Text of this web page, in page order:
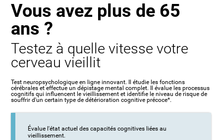
Vous avez plus de 65
ans ?
Testez à quelle vitesse votre
cerveau vieillit
Test neuropsychologique en ligne innovant. Il étudie les fonctions
cérébrales et effectue un dépistage mental complet. Il évalue les processus
cognitifs qui influencent le vieillissement et identifie le niveau de risque de
souffrir d'un certain type de détérioration cognitive précoce*.
Évalue l'état actuel des capacités cognitives liées au
vieillissement.